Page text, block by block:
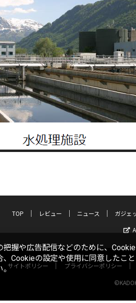
TOP レビュー ニュース ガジェ
サイトポリシー プライバシーポリシー
握や広告配信などのために、
Cookieの設定や使用に同意したこ
。